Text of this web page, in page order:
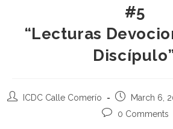
#5
“Lecturas
ICDC Calle Comerío March 6,
0 Comments